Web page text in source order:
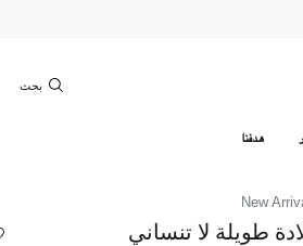
هدفنا
New
طويلة لا تنساني